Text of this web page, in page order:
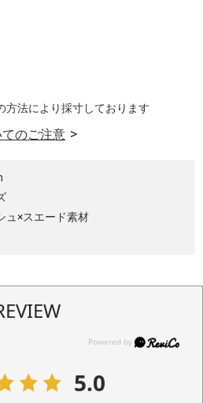
方法により採寸しております
のご注意
ュ×スエード素材
5.0